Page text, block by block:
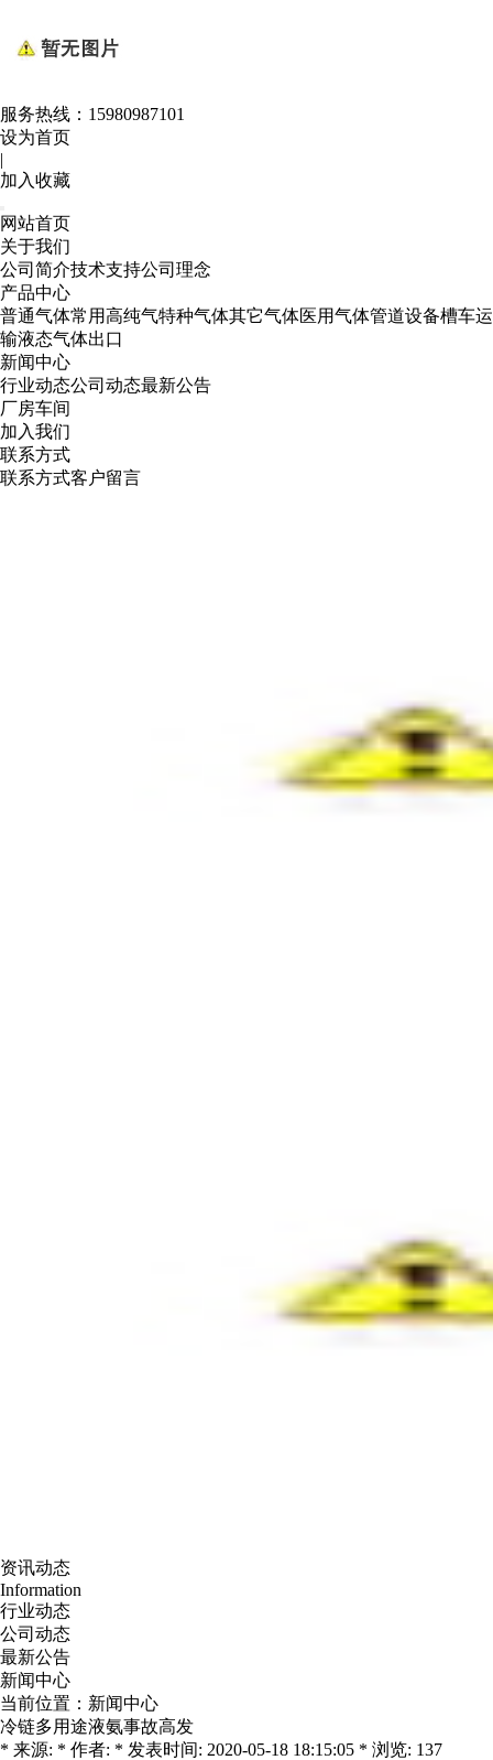
服务热线： 15980987101
设为首页
|
加入收藏
网站首页
关于我们
公司简介技术支持公司理念
产品中心
普通气体常用高纯气特种气体其它气体医用气体管道设备槽车运
输液态气体出口
新闻中心
行业动态公司动态最新公告
厂房车间
加入我们
联系方式
联系方式客户留言
资讯动态
Information
行业动态
公司动态
最新公告
新闻中心
当前位置： 新闻中心
冷链多用途液氨事故高发
* 来源: * 作者: * 发表时间: 2020-05-18 18:15:05 * 浏览: 137